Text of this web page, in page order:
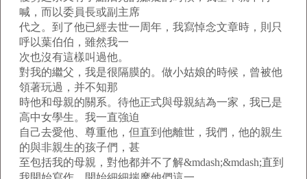
喊，而以委員長或副主席
代之。到了他已經去世一周年，我寫悼念文章時，則只
呼以葉伯伯，雖然我一
次也沒有這樣叫過他。
對我的繼父，我是很隔膜的。做小姑娘的時候，曾被他
領著玩過，并不知那
時他和母親的關系。待他正式與母親結為一家，我已是
高中女學生。我一直強迫
自己去愛他、尊重他，但直到他離世，我們，他的親生
的與非親生的孩子們，甚
至包括我的母親，對他都并不了解&mdash;&mdash;直到